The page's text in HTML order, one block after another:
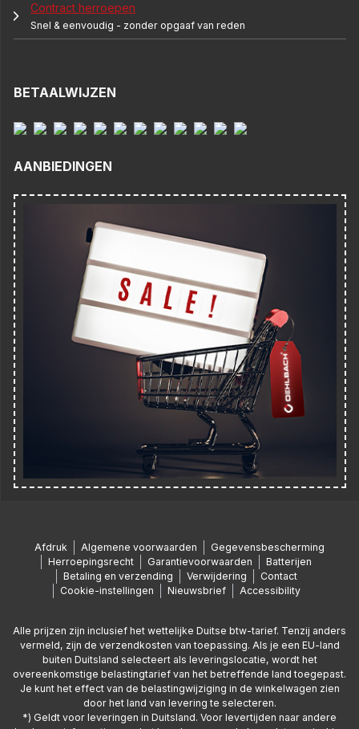
Contract herroepen
Snel & eenvoudig - zonder opgaaf van reden
BETAALWIJZEN
AANBIEDINGEN
Afdruk Algemene voorwaarden
Gegevensbescherming
Herroepingsrecht
Garantievoorwaarden
Batterijen
Betaling en verzending
Verwijdering
Contact
Cookie-instellingen
Nieuwsbrief Accessibility
Alle prijzen zijn inclusief het wettelijke Duitse btw-tarief. Tenzij anders
vermeld, zijn de verzendkosten van toepassing. Als je een EU-land
buiten Duitsland selecteert als leveringslocatie, wordt het
overeenkomstige belastingtarief van het betreffende land toegepast.
Je kunt het effect van de belastingwijziging in de winkelwagen zien
door het land van levering te selecteren.
*) Geldt voor leveringen in Duitsland. Voor levertijden naar andere